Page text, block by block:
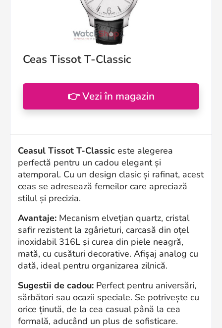
Ceas Tissot T-Classic
👉 Vezi în magazin
Ceasul Tissot T-Classic este alegerea
perfectă pentru un cadou elegant și
atemporal. Cu un design clasic și rafinat, acest
ceas se adresează femeilor care apreciază
stilul și precizia.
Avantaje: Mecanism elvețian quartz, cristal
safir rezistent la zgârieturi, carcasă din oțel
inoxidabil 316L și curea din piele neagră,
mată, cu cusături decorative. Afișaj analog cu
dată, ideal pentru organizarea zilnică.
Sugestii de cadou: Perfect pentru aniversări,
sărbători sau ocazii speciale. Se potrivește cu
orice ținută, de la cea casual până la cea
formală, aducând un plus de sofisticare.